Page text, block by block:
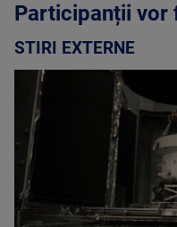
Participanții vor
STIRI EXTERNE